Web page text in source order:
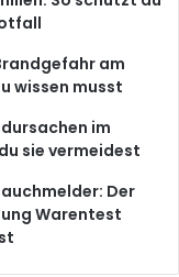
am
wissen musst
im
sie vermeidest
Der
Warentest